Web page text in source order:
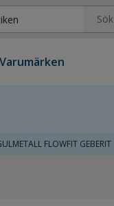
Sök
Varumärken
FLOWFIT GEBERIT